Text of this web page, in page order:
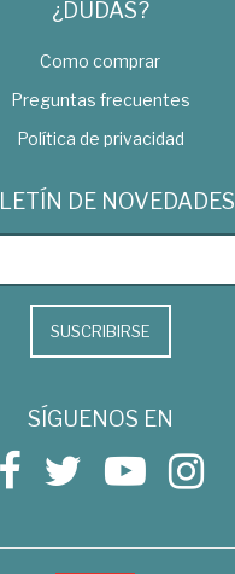
¿DUDAS?
Como comprar
Preguntas frecuentes
Política de privacidad
DE NOVEDADES
SUSCRIBIRSE
SÍGUENOS EN